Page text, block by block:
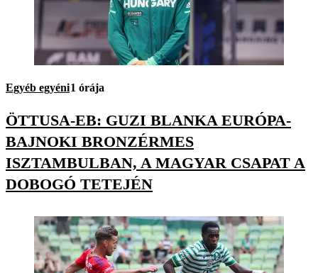
Egyéb egyéni1 órája
ÖTTUSA-EB: GUZI BLANKA EURÓPA-
BAJNOKI BRONZÉRMES
ISZTAMBULBAN, A MAGYAR CSAPAT A
DOBOGÓ TETEJÉN